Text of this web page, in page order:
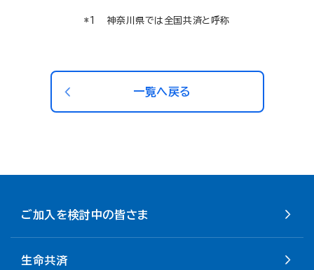
神奈川県では全国共済と呼称
一覧へ戻る
ご加入を検討中の皆さま
生命共済